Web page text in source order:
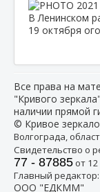
В Ленинском
19 октября
Все права на
"Кривого
наличии прямой
© Кривое
Волгограда,
Свидетельство о
77 - 87885от 12
Главный
ООО "ЕДКММ"